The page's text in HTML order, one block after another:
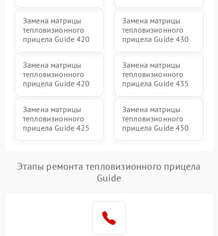
Замена матрицы
тепловизионного
прицела Guide 420
Замена матрицы
тепловизионного
прицела Guide 430
Замена матрицы
тепловизионного
прицела Guide 420
Замена матрицы
тепловизионного
прицела Guide 435
Замена матрицы
тепловизионного
прицела Guide 425
Замена матрицы
тепловизионного
прицела Guide 450
Этапы ремонта тепловизионного прицела
Guide